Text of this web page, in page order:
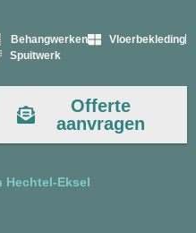
Behangwerken
Vloerbekleding
Spuitwerk
Offerte
aanvragen
Hechtel-Eksel